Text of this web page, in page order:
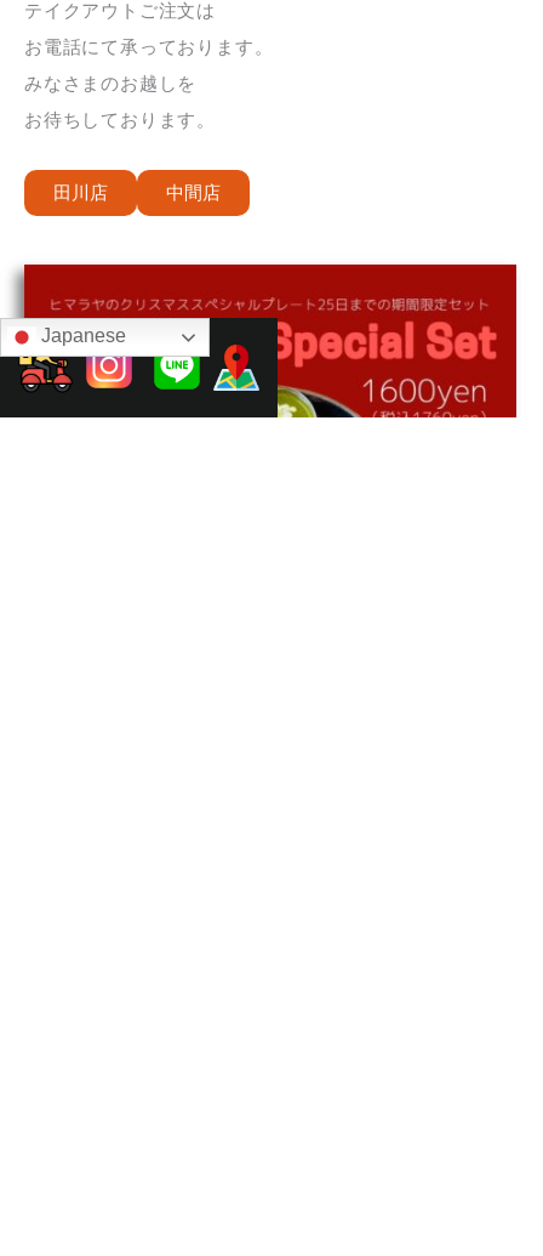
テイクアウトご注文は
お電話にて承っております。
みなさまのお越しを
お待ちしております。
田川店 中間店
Japanese